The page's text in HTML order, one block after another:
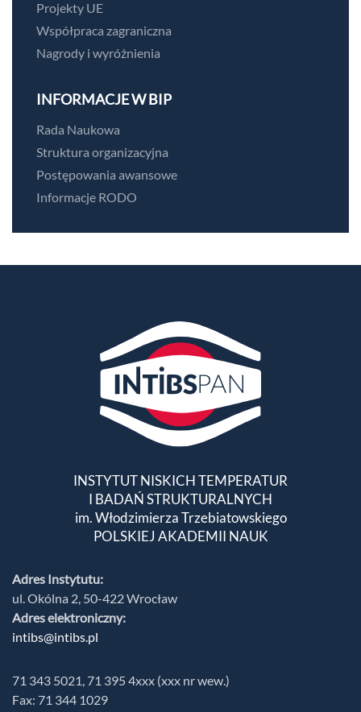
Projekty UE
Współpraca zagraniczna
Nagrody i wyróżnienia
INFORMACJE W BIP
Rada Naukowa
Struktura organizacyjna
Postępowania awansowe
Informacje RODO
INSTYTUT NISKICH TEMPERATUR
I BADAŃ STRUKTURALNYCH
im. Włodzimierza Trzebiatowskiego
POLSKIEJ AKADEMII NAUK
Adres Instytutu:
ul. Okólna 2, 50-422 Wrocław
Adres elektroniczny:
intibs@intibs.pl
71 343 5021, 71 395 4xxx (xxx nr wew.)
Fax: 71 344 1029